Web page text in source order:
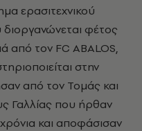
ερασιτεχνικού
διοργανώνεται φέτος
από τον FC ABALOS,
στην
από τον Τομάς και
Γαλλίας που ήρθαν
και αποφάσισαν